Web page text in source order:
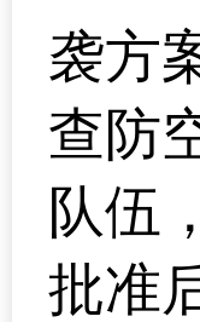
袭方
查防
队伍
批准